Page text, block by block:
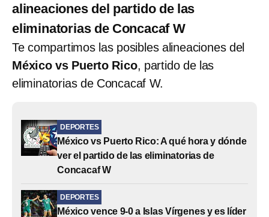
alineaciones del partido de las
eliminatorias de Concacaf W
Te compartimos las posibles alineaciones del
México vs Puerto Rico, partido de las
eliminatorias de Concacaf W.
DEPORTES
México vs Puerto Rico: A qué hora y dónde
ver el partido de las eliminatorias de
Concacaf W
DEPORTES
México vence 9-0 a Islas Vírgenes y es líder